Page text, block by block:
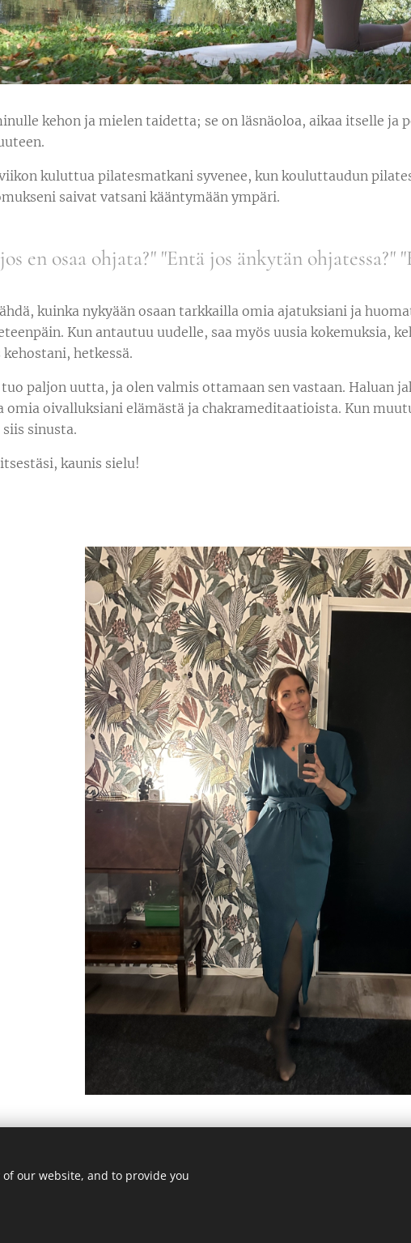
kehon ja mielen taidetta; se on läsnäoloa, aikaa itselle ja
kuluttua pilatesmatkani syvenee, kun kouluttaudun
saivat vatsani kääntymään ympäri.
en osaa ohjata?" "Entä jos änkytän ohjatessa?"
kuinka nykyään osaan tarkkailla omia ajatuksiani ja
Kun antautuu uudelle, saa myös uusia kokemuksia,
hetkessä.
paljon uutta, ja olen valmis ottamaan sen vastaan. Haluan
omia oivalluksiani elämästä ja chakrameditaatioista. Kun
sinusta.
kaunis sielu!
our website, and to provide you